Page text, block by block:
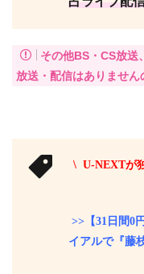
その他BS・CS放
放送・配信はありません
\ U-NEXTが
>>【31日間0
イアルで『藤